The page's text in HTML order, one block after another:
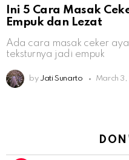
Ini 5 Cara Masak
Empuk dan Lezat
Ada cara masak ceker
teksturnya jadi empuk
by Jati Sunarto March